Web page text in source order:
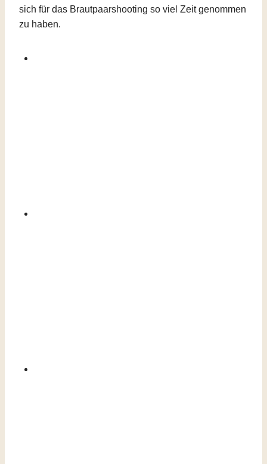
sich für das Brautpaarshooting so viel Zeit genommen
zu haben.